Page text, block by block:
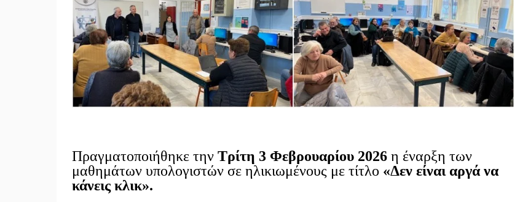
Πραγματοποιήθηκε την Τρίτη 3 Φεβρουαρίου 2026 η έναρξη των
μαθημάτων υπολογιστών σε ηλικιωμένους με τίτλο «Δεν είναι αργά να
κάνεις κλικ».